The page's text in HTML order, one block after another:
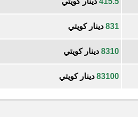
831 دينار كويتي
8310 دينار كويتي
83100 دينار كويتي